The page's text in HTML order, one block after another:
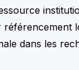
référencement
dans les